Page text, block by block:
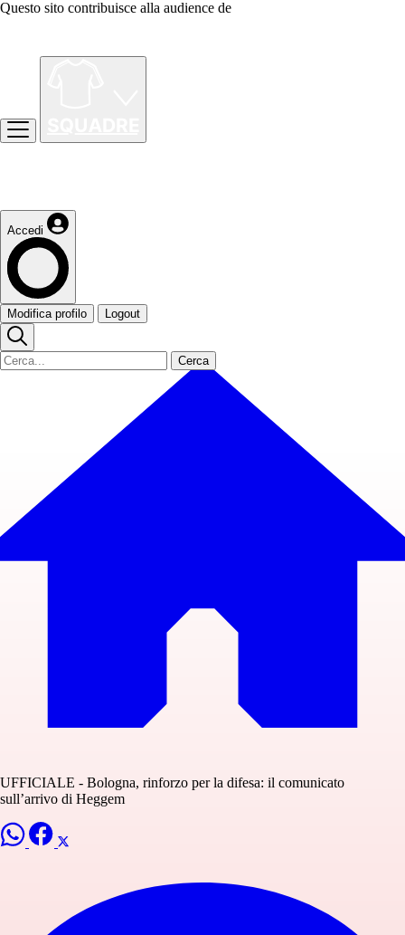
Questo sito contribuisce alla audience de
Accedi
Modifica profilo Logout
Cerca
UFFICIALE - Bologna, rinforzo per la difesa: il comunicato
sull’arrivo di Heggem